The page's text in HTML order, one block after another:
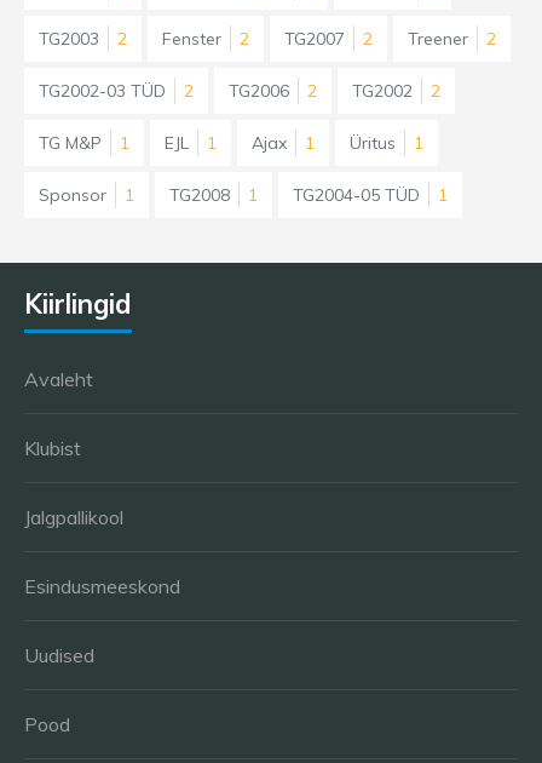
TG2003 2 Fenster 2 TG2007 2 Treener 2
TG2002-03 TÜD 2 TG2006 2 TG2002 2
TG M&P 1 EJL 1 Ajax 1 Üritus 1
Sponsor 1 TG2008 1 TG2004-05 TÜD 1
Kiirlingid
Avaleht
Klubist
Jalgpallikool
Esindusmeeskond
Uudised
Pood